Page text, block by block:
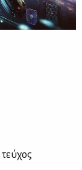
τεύ­χος